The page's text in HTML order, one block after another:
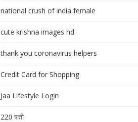
national crush of india female
cute krishna images hd
thank you coronavirus helpers
Credit Card for Shopping
Jaa Lifestyle Login
220 पत्ती